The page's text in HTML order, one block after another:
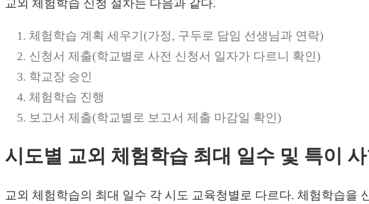
교외 체험학습 신청 절차는 다음과 같다.
체험학습 계획 세우기(가정, 구두로 담임 선생님과 연락)
신청서 제출(학교별로 사전 신청서 일자가 다르니 확인)
학교장 승인
체험학습 진행
보고서 제출(학교별로 보고서 제출 마감일 확인)
시도별 교외 체험학습 최대 일수 및 특이
교외 체험학습의 최대 일수 각 시도 교육청별로 다르다. 체험학습을